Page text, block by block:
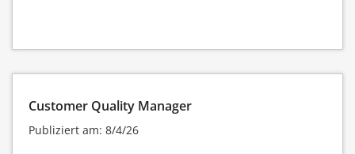
Customer Quality Manager
Publiziert am: 8/4/26